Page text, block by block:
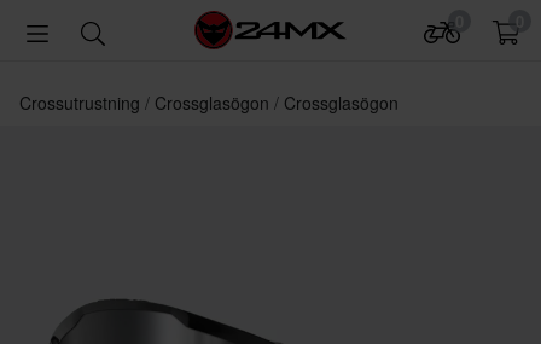
Crossutrustning Crossglasögon Crossglasögon